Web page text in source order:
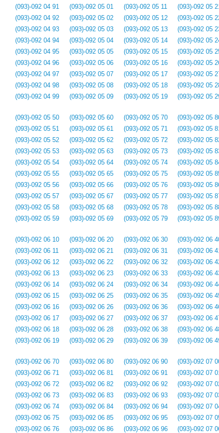
(093)-092 04 91
(093)-092 04 92
(093)-092 04 93
(093)-092 04 94
(093)-092 04 95
(093)-092 04 96
(093)-092 04 97
(093)-092 04 98
(093)-092 04 99
(093)-092 05 01
(093)-092 05 02
(093)-092 05 03
(093)-092 05 04
(093)-092 05 05
(093)-092 05 06
(093)-092 05 07
(093)-092 05 08
(093)-092 05 09
(093)-092 05 11
(093)-092 05 12
(093)-092 05 13
(093)-092 05 14
(093)-092 05 15
(093)-092 05 16
(093)-092 05 17
(093)-092 05 18
(093)-092 05 19
(093)-092 05
(093)-092 05
(093)-092 05
(093)-092 05
(093)-092 05
(093)-092 05
(093)-092 05
(093)-092 05
(093)-092 05
(093)-092 05 50
(093)-092 05 51
(093)-092 05 52
(093)-092 05 53
(093)-092 05 54
(093)-092 05 55
(093)-092 05 56
(093)-092 05 57
(093)-092 05 58
(093)-092 05 59
(093)-092 05 60
(093)-092 05 61
(093)-092 05 62
(093)-092 05 63
(093)-092 05 64
(093)-092 05 65
(093)-092 05 66
(093)-092 05 67
(093)-092 05 68
(093)-092 05 69
(093)-092 05 70
(093)-092 05 71
(093)-092 05 72
(093)-092 05 73
(093)-092 05 74
(093)-092 05 75
(093)-092 05 76
(093)-092 05 77
(093)-092 05 78
(093)-092 05 79
(093)-092 05
(093)-092 05
(093)-092 05
(093)-092 05
(093)-092 05
(093)-092 05
(093)-092 05
(093)-092 05
(093)-092 05
(093)-092 05
(093)-092 06 10
(093)-092 06 11
(093)-092 06 12
(093)-092 06 13
(093)-092 06 14
(093)-092 06 15
(093)-092 06 16
(093)-092 06 17
(093)-092 06 18
(093)-092 06 19
(093)-092 06 20
(093)-092 06 21
(093)-092 06 22
(093)-092 06 23
(093)-092 06 24
(093)-092 06 25
(093)-092 06 26
(093)-092 06 27
(093)-092 06 28
(093)-092 06 29
(093)-092 06 30
(093)-092 06 31
(093)-092 06 32
(093)-092 06 33
(093)-092 06 34
(093)-092 06 35
(093)-092 06 36
(093)-092 06 37
(093)-092 06 38
(093)-092 06 39
(093)-092 06
(093)-092 06
(093)-092 06
(093)-092 06
(093)-092 06
(093)-092 06
(093)-092 06
(093)-092 06
(093)-092 06
(093)-092 06
(093)-092 06 70
(093)-092 06 71
(093)-092 06 72
(093)-092 06 73
(093)-092 06 74
(093)-092 06 75
(093)-092 06 76
(093)-092 06 80
(093)-092 06 81
(093)-092 06 82
(093)-092 06 83
(093)-092 06 84
(093)-092 06 85
(093)-092 06 86
(093)-092 06 90
(093)-092 06 91
(093)-092 06 92
(093)-092 06 93
(093)-092 06 94
(093)-092 06 95
(093)-092 06 96
(093)-092 07
(093)-092 07
(093)-092 07
(093)-092 07
(093)-092 07
(093)-092 07
(093)-092 07